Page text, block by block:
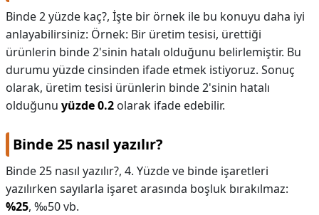
Binde 2 yüzde kaç?, İşte bir örnek ile bu konuyu daha iyi
anlayabilirsiniz: Örnek: Bir üretim tesisi, ürettiği
ürünlerin binde 2'sinin hatalı olduğunu belirlemiştir. Bu
durumu yüzde cinsinden ifade etmek istiyoruz. Sonuç
olarak, üretim tesisi ürünlerin binde 2'sinin hatalı
olduğunu yüzde 0.2 olarak ifade edebilir.
Binde 25 nasıl yazılır?
Binde 25 nasıl yazılır?, 4. Yüzde ve binde işaretleri
yazılırken sayılarla işaret arasında boşluk bırakılmaz:
%25, ‰50 vb.